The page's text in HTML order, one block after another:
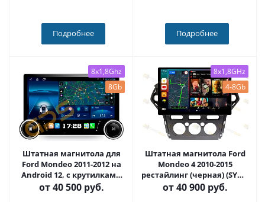
Подробнее Подробнее
8x1,8Ghz
8Gb
Штатная магнитола для
Ford Mondeo 2011-2012 на
Android 12, с крутилками
10 / 11 дюймов QLED 2K -
Carmedia OL-1281-1+KP-
от40 500 руб.
8x1,8GHz
4-8Gb
Штатная магнитола Ford
Mondeo 4 2010-2015
рестайлинг (черная) (SYNC
не поддерживает) на
Android 10, DSP, 4G, IPS,
от40 900 руб.